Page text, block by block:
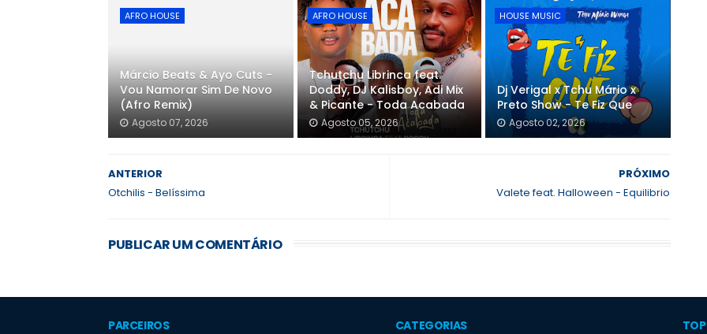
AFRO HOUSE
Márcio Beats & Ayo Cuts -
Vou Namorar Sim De Novo
(Afro Remix)
Agosto 07, 2026
AFRO HOUSE
Tchutchu Librinca feat.
Doddy, DJ Kalisboy, Adi Mix
& Picante - Toda Acabada
Agosto 05, 2026
HOUSE MUSIC
Dj Verigal x Tchu Mário x
Preto Show - Te Fiz Que
Agosto 02, 2026
PRÓXIMO
Valete feat. Halloween - Equilibrio
ANTERIOR
Otchilis - Belíssima
PUBLICAR UM COMENTÁRIO
PARCEIROS
CATEGORIAS